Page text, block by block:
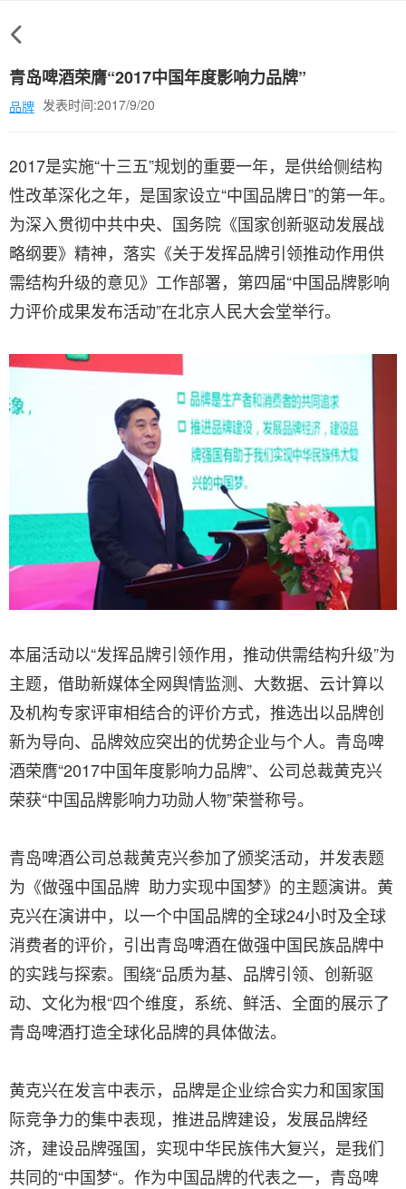
青岛啤酒荣膺“2017中国年度影响力品牌”
品牌 发表时间:2017/9/20
2017是实施“十三五”规划的重要一年，是供给侧结构
性改革深化之年，是国家设立“中国品牌日”的第一年。
为深入贯彻中共中央、国务院《国家创新驱动发展战
略纲要》精神，落实《关于发挥品牌引领推动作用供
需结构升级的意见》工作部署，第四届“中国品牌影响
力评价成果发布活动”在北京人民大会堂举行。
本届活动以“发挥品牌引领作用，推动供需结构升级”为
主题，借助新媒体全网舆情监测、大数据、云计算以
及机构专家评审相结合的评价方式，推选出以品牌创
新为导向、品牌效应突出的优势企业与个人。青岛啤
酒荣膺“2017中国年度影响力品牌”、公司总裁黄克兴
荣获“中国品牌影响力功勋人物”荣誉称号。
青岛啤酒公司总裁黄克兴参加了颁奖活动，并发表题
为《做强中国品牌 助力实现中国梦》的主题演讲。黄
克兴在演讲中，以一个中国品牌的全球24小时及全球
消费者的评价，引出青岛啤酒在做强中国民族品牌中
的实践与探索。围绕“品质为基、品牌引领、创新驱
动、文化为根“四个维度，系统、鲜活、全面的展示了
青岛啤酒打造全球化品牌的具体做法。
黄克兴在发言中表示，品牌是企业综合实力和国家国
际竞争力的集中表现，推进品牌建设，发展品牌经
济，建设品牌强国，实现中华民族伟大复兴，是我们
共同的“中国梦“。作为中国品牌的代表之一，青岛啤